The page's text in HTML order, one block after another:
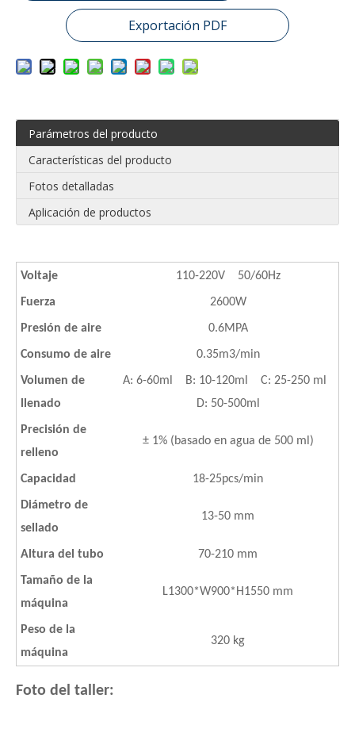
Exportación PDF
Parámetros del producto
Características del producto
Fotos detalladas
Aplicación de productos
Voltaje 110-220V 50/60Hz
Fuerza 2600W
Presión de aire 0.6MPA
Consumo de aire 0.35m3/min
Volumen de
llenado
A: 6-60ml B: 10-120ml C: 25-250 ml
D: 50-500ml
Precisión de
relleno
± 1% (basado en agua de 500 ml)
Capacidad 18-25pcs/min
Diámetro de
sellado
13-50 mm
Altura del tubo 70-210 mm
Tamaño de la
máquina
L1300*W900*H1550 mm
Peso de la
máquina
320 kg
Foto del taller: